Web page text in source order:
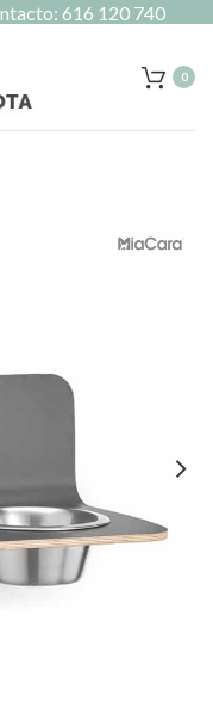
0
616 120 740